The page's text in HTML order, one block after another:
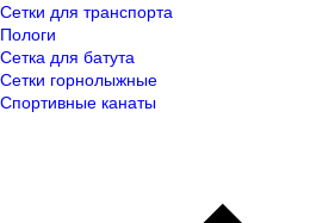
Сетки для транспорта
Пологи
Сетка для батута
Сетки горнолыжные
Спортивные канаты